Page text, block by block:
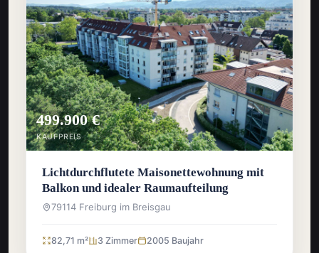
499.900 €
KAUFPREIS
Lichtdurchflutete Maisonettewohnung mit
Balkon und idealer Raumaufteilung
79114 Freiburg im Breisgau
82,71 m² 3 Zimmer 2005 Baujahr